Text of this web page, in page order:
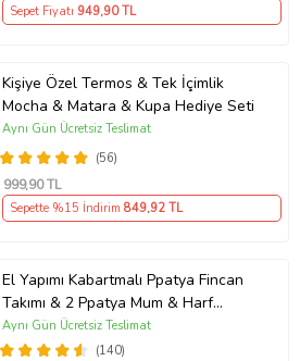
Sepet Fiyatı 949,90 TL
Kişiye Özel Termos & Tek İçimlik
Mocha & Matara & Kupa Hediye Seti
(56)
Aynı Gün Ücretsiz Teslimat
999,90 TL
Sepette %15 İndirim 849,92 TL
El Yapımı Kabartmalı Ppatya Fincan
Takımı & 2 Ppatya Mum & Harf
Anahtarlık & Kokulu Mendil Hediye
Seti-
(140)
Aynı Gün Ücretsiz Teslimat